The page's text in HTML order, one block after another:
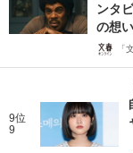
ンタ
の想
「
9位
9